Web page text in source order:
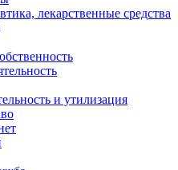
лекарственные средства
и утилизация